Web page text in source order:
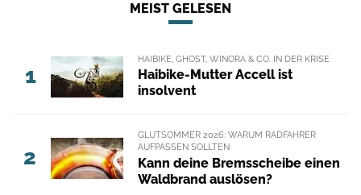
MEIST GELESEN
1
HAIBIKE, GHOST, WINORA & CO. IN DER KRISE
Haibike-Mutter Accell ist
insolvent
2
GLUTSOMMER 2026: WARUM RADFAHRER
AUFPASSEN SOLLTEN
Kann deine Bremsscheibe einen
Waldbrand auslösen?